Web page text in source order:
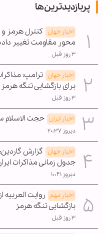
پربازدیدترین‌ها
اخبار جهان کنترل هرمز و
محور مقاومت تغییر
۳ روز قبل
اخبار جهان ترامپ:
برای بازگشایی تنگه
۳ روز قبل
اخبار ایران حجت الاسلام
دیروز ۲۰:۳۷
اخبار جهان گزارش
جدول زمانی مذاکرات
دیروز ۱۰:۴۱
اخبار مهم روایت
بازگشایی تنگه هرمز
۳ روز قبل